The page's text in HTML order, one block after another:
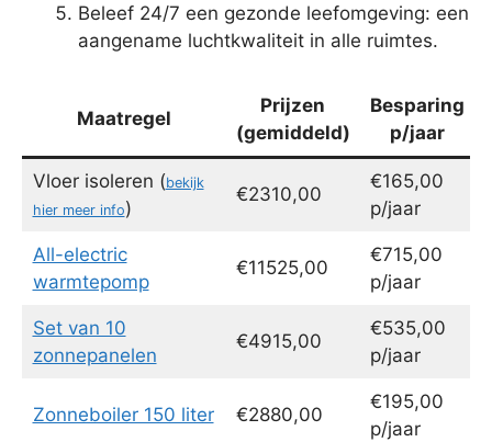
Beleef 24/7 een gezonde leefomgeving: een
aangename luchtkwaliteit in alle ruimtes.
Maatregel
Prijzen
(gemiddeld)
Besparing
p/jaar
Vloer isoleren (bekijk
hier meer info)
€2310,00
€165,00
p/jaar
All-electric
warmtepomp
€11525,00
€715,00
p/jaar
Set van 10
zonnepanelen
€4915,00
€535,00
p/jaar
Zonneboiler 150 liter €2880,00
€195,00
p/jaar